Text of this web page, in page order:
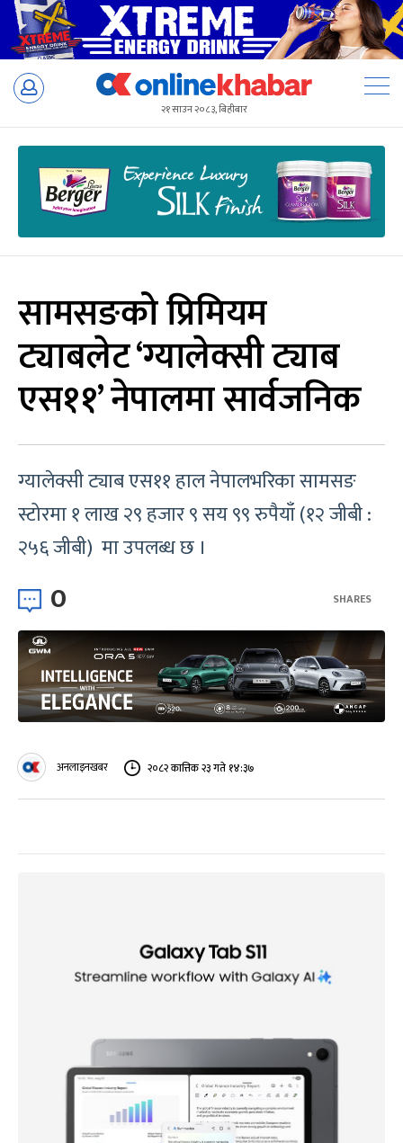
Skip
२१ साउन २०८३, बिहीबार
सामसङको प्रिमियम
ट्याबलेट ‘ग्यालेक्सी ट्याब
एस११’ नेपालमा सार्वजनिक
ग्यालेक्सी ट्याब एस११ हाल नेपालभरिका सामसङ
स्टोरमा १ लाख २९ हजार ९ सय ९९ रुपैयाँ (१२ जीबी :
२५६ जीबी) मा उपलब्ध छ ।
0 SHARES
अनलाइनखबर २०८२ कात्तिक २३ गते १४:३७